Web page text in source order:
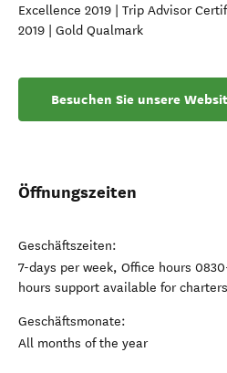
Excellence 2019 | Trip Advisor
2019 | Gold Qualmark
Besuchen Sie unsere
Öffnungszeiten
Geschäftszeiten:
7-days per week, Office hours
hours support available for charters
Geschäftsmonate:
All months of the year